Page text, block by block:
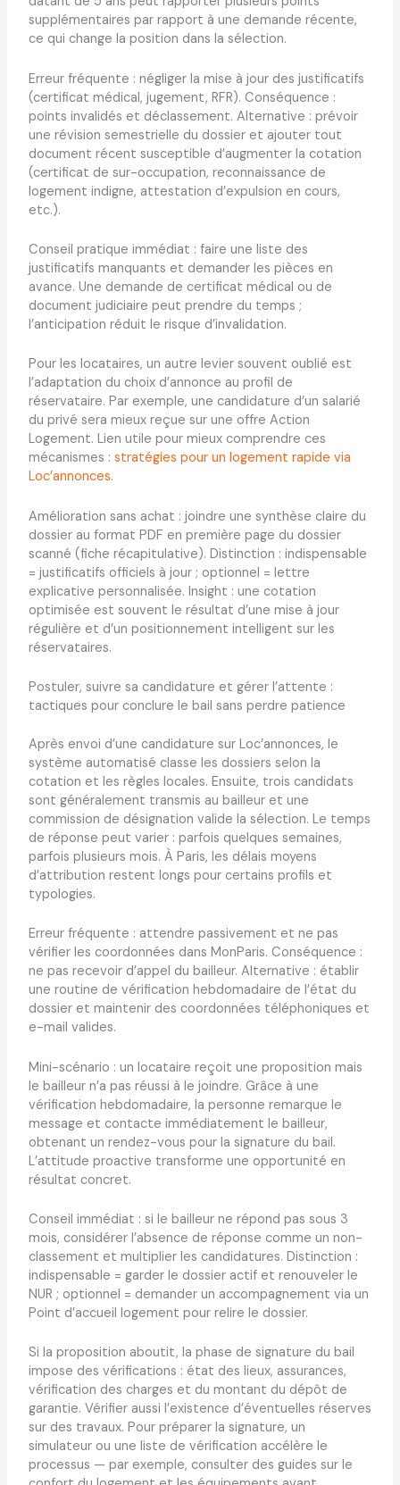
supplémentaires par rapport à une demande récente,
ce qui change la position dans la sélection.
Erreur fréquente : négliger la mise à jour des justificatifs
(certificat médical, jugement, RFR). Conséquence :
points invalidés et déclassement. Alternative : prévoir
une révision semestrielle du dossier et ajouter tout
document récent susceptible d’augmenter la cotation
(certificat de sur-occupation, reconnaissance de
logement indigne, attestation d’expulsion en cours,
etc.).
Conseil pratique immédiat : faire une liste des
justificatifs manquants et demander les pièces en
avance. Une demande de certificat médical ou de
document judiciaire peut prendre du temps ;
l’anticipation réduit le risque d’invalidation.
Pour les locataires, un autre levier souvent oublié est
l’adaptation du choix d’annonce au profil de
réservataire. Par exemple, une candidature d’un salarié
du privé sera mieux reçue sur une offre Action
Logement. Lien utile pour mieux comprendre ces
mécanismes : stratégies pour un logement rapide via
Loc’annonces.
Amélioration sans achat : joindre une synthèse claire du
dossier au format PDF en première page du dossier
scanné (fiche récapitulative). Distinction : indispensable
= justificatifs officiels à jour ; optionnel = lettre
explicative personnalisée. Insight : une cotation
optimisée est souvent le résultat d’une mise à jour
régulière et d’un positionnement intelligent sur les
réservataires.
Postuler, suivre sa candidature et gérer l’attente :
tactiques pour conclure le bail sans perdre patience
Après envoi d’une candidature sur Loc’annonces, le
système automatisé classe les dossiers selon la
cotation et les règles locales. Ensuite, trois candidats
sont généralement transmis au bailleur et une
commission de désignation valide la sélection. Le temps
de réponse peut varier : parfois quelques semaines,
parfois plusieurs mois. À Paris, les délais moyens
d’attribution restent longs pour certains profils et
typologies.
Erreur fréquente : attendre passivement et ne pas
vérifier les coordonnées dans MonParis. Conséquence :
ne pas recevoir d’appel du bailleur. Alternative : établir
une routine de vérification hebdomadaire de l’état du
dossier et maintenir des coordonnées téléphoniques et
e-mail valides.
Mini-scénario : un locataire reçoit une proposition mais
le bailleur n’a pas réussi à le joindre. Grâce à une
vérification hebdomadaire, la personne remarque le
message et contacte immédiatement le bailleur,
obtenant un rendez-vous pour la signature du bail.
L’attitude proactive transforme une opportunité en
résultat concret.
Conseil immédiat : si le bailleur ne répond pas sous 3
mois, considérer l’absence de réponse comme un non-
classement et multiplier les candidatures. Distinction :
indispensable = garder le dossier actif et renouveler le
NUR ; optionnel = demander un accompagnement via un
Point d’accueil logement pour relire le dossier.
Si la proposition aboutit, la phase de signature du bail
impose des vérifications : état des lieux, assurances,
vérification des charges et du montant du dépôt de
garantie. Vérifier aussi l’existence d’éventuelles réserves
sur des travaux. Pour préparer la signature, un
simulateur ou une liste de vérification accélère le
processus — par exemple, consulter des guides sur le